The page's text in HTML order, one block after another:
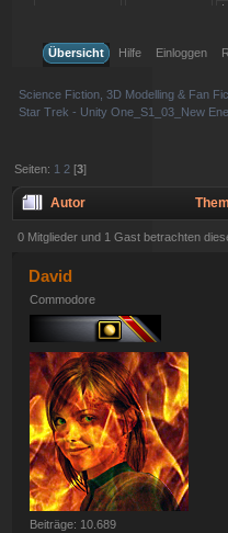
Übersicht
Hilfe Einloggen
Science Fiction, 3D Modelling & Fan
Star Trek - Unity One_S1_03_New
Seiten: 1 2 [3]
Autor
0 Mitglieder und 1 Gast betrachten
David
Commodore
Beiträge: 10.689